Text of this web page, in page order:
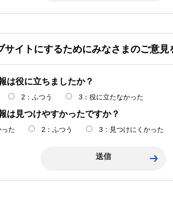
サイトにするためにみなさまのご意
は役に立ちましたか？
2：ふつう 3：役に立たなかった
は見つけやすかったですか？
た 2：ふつう 3：見つけにくかった